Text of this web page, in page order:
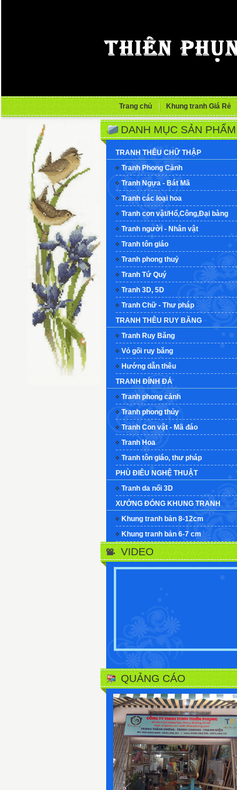
Trang chủ Khung tranh Giá Rẻ
DANH MỤC SẢN PHẨM
TRANH THÊU CHỮ THẬP
Tranh Phong Cảnh
Tranh Ngựa - Bát Mã
Tranh các loại hoa
Tranh con vật/Hổ,Công,Đại bàng
Tranh người - Nhân vật
Tranh tôn giáo
Tranh phong thuỷ
Tranh Tứ Quý
Tranh 3D, 5D
Tranh Chữ - Thư pháp
TRANH THÊU RUY BĂNG
Tranh Ruy Băng
Vỏ gối ruy băng
Hướng dẫn thêu
TRANH ĐÍNH ĐÁ
Tranh phong cảnh
Tranh phong thủy
Tranh Con vật - Mã đáo
Tranh Hoa
Tranh tôn giáo, thư pháp
PHÙ ĐIÊU NGHỆ THUẬT
Tranh da nổi 3D
XƯỞNG ĐÓNG KHUNG TRANH
Khung tranh bản 8-12cm
Khung tranh bản 6-7 cm
VIDEO
QUẢNG CÁO